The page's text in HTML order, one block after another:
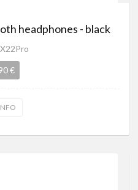
headphones - black
€